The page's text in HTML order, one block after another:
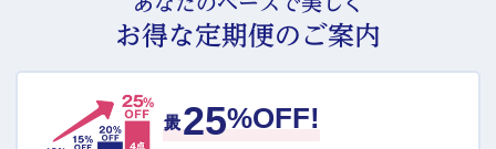
お得な定期便のご案内
25%OFF!